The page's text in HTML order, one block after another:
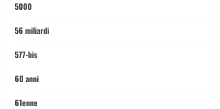
5000
56 miliardi
577-bis
60 anni
61enne